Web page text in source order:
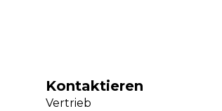
Kontaktieren
Vertrieb